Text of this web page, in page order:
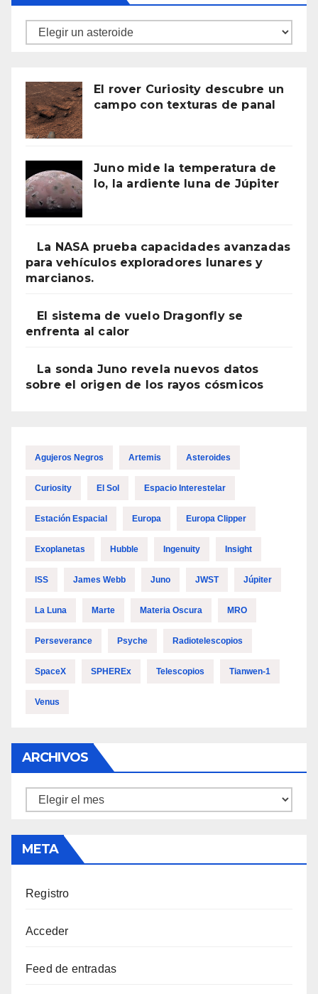
Asteroides
El rover Curiosity descubre un
campo con texturas de panal
Juno mide la temperatura de
Io, la ardiente luna de Júpiter
La NASA prueba capacidades avanzadas
para vehículos exploradores lunares y
marcianos.
El sistema de vuelo Dragonfly se
enfrenta al calor
La sonda Juno revela nuevos datos
sobre el origen de los rayos cósmicos
Agujeros Negros Artemis Asteroides
Curiosity El Sol Espacio Interestelar
Estación Espacial Europa Europa Clipper
Exoplanetas Hubble Ingenuity Insight
ISS James Webb Juno JWST Júpiter
La Luna Marte Materia Oscura MRO
Perseverance Psyche Radiotelescopios
SpaceX SPHEREx Telescopios Tianwen-1
Venus
ARCHIVOS
Archivos
META
Registro
Acceder
Feed de entradas